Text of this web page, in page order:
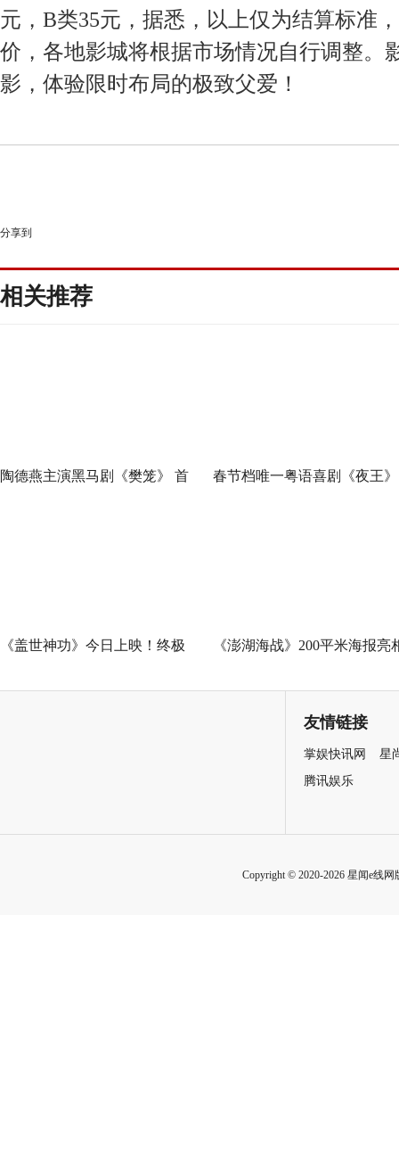
元， B类35元，据悉，以上仅为结算标准
价，各地影城将根据市场情况自行调整。
影，体验限时布局的极致父爱！
分享到
相关推荐
陶德燕主演黑马剧《樊笼》 首 春节档唯一粤语喜剧《夜王》
《盖世神功》今日上映！终极 《澎湖海战》200平米海报亮
友情链接
掌娱快讯网
星
腾讯娱乐
Copyright © 2020-2026 星闻e线